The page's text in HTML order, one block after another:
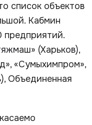
список объектов
Кабмин
предприятий.
(Харьков),
«Сумыхимпром»,
Объединенная